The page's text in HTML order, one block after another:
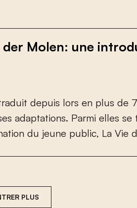
Molen: une
raduit depuis lors en plus de 7
es adaptations. Parmi elles se
ation du jeune public, La Vie d
PLUS